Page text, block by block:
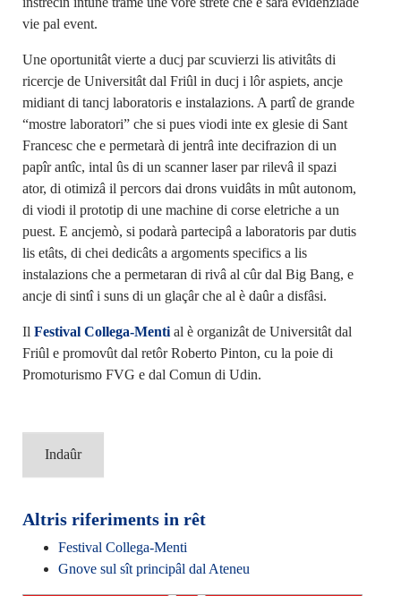
vie pal event.
Une oportunitât vierte a ducj par scuvierzi lis ativitâts di
ricercje de Universitât dal Friûl in ducj i lôr aspiets, ancje
midiant di tancj laboratoris e instalazions. A partî de grande
“mostre laboratori” che si pues viodi inte ex glesie di Sant
Francesc che e permetarà di jentrâ inte decifrazion di un
papîr antîc, intal ûs di un scanner laser par rilevâ il spazi
ator, di otimizâ il percors dai drons vuidâts in mût autonom,
di viodi il prototip di une machine di corse eletriche a un
puest. E ancjemò, si podarà partecipâ a laboratoris par dutis
lis etâts, di chei dedicâts a argoments specifics a lis
instalazions che a permetaran di rivâ al cûr dal Big Bang, e
ancje di sintî i suns di un glaçâr che al è daûr a disfâsi.
Il Festival Collega-Mential è organizât de Universitât dal
Friûl e promovût dal retôr Roberto Pinton, cu la poie di
Promoturismo FVG e dal Comun di Udin.
Indaûr
Altris riferiments in rêt
Festival Collega-Menti
Gnove sul sît principâl dal Ateneu